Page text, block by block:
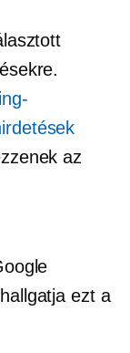
az
ezt a